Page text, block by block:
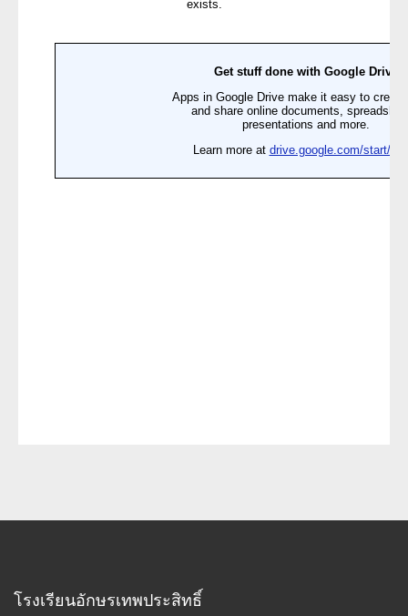
โรงเรียนอักษรเทพประสิทธิ์